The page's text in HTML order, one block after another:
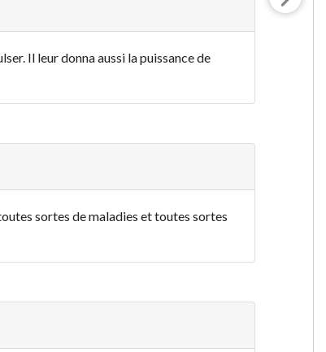
Il leur donna aussi la puissance de
sortes de maladies et toutes sortes